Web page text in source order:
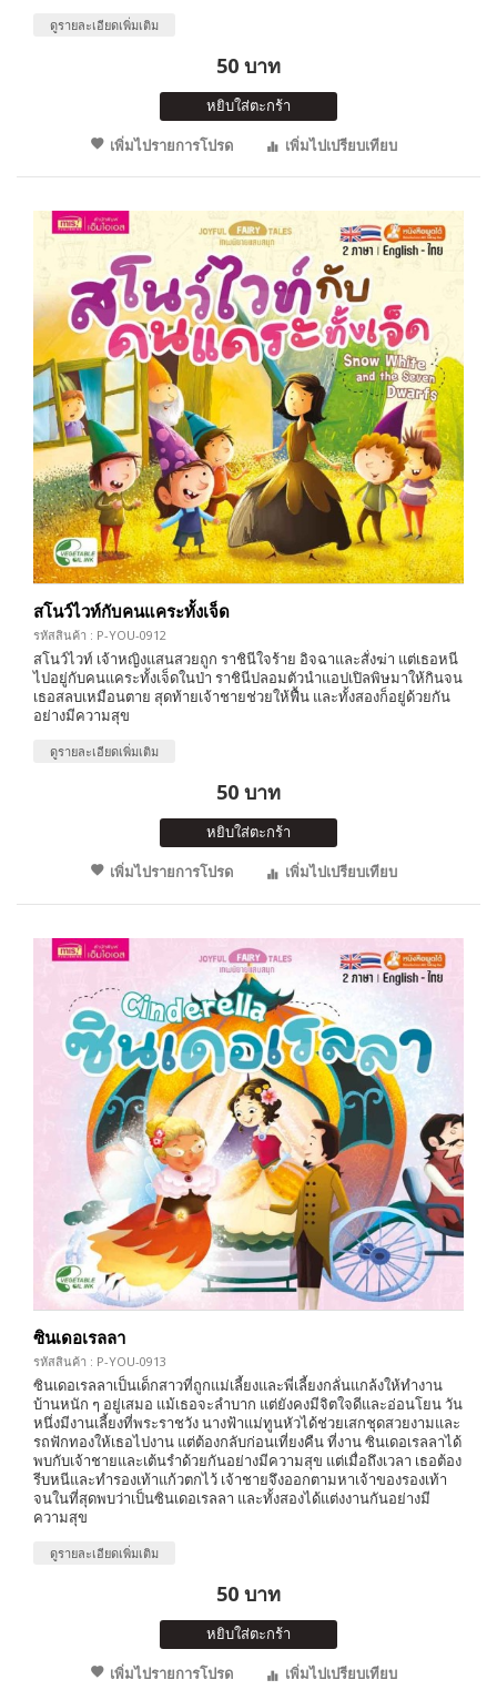
ดูรายละเอียดเพิ่มเติม
50 บาท
หยิบใส่ตะกร้า
เพิ่มไปรายการโปรด
เพิ่มไปเปรียบเทียบ
สโนว์ไวท์กับคนแคระทั้งเจ็ด
รหัสสินค้า : P-YOU-0912
สโนว์ไวท์ เจ้าหญิงแสนสวยถูก ราชินีใจร้าย อิจฉาและสั่งฆ่า แต่เธอหนี
ไปอยู่กับคนแคระทั้งเจ็ดในป่า ราชินีปลอมตัวนำแอปเปิลพิษมาให้กินจน
เธอสลบเหมือนตาย สุดท้ายเจ้าชายช่วยให้ฟื้น และทั้งสองก็อยู่ด้วยกัน
อย่างมีความสุข
ดูรายละเอียดเพิ่มเติม
50 บาท
หยิบใส่ตะกร้า
เพิ่มไปรายการโปรด
เพิ่มไปเปรียบเทียบ
ซินเดอเรลลา
รหัสสินค้า : P-YOU-0913
ซินเดอเรลลาเป็นเด็กสาวที่ถูกแม่เลี้ยงและพี่เลี้ยงกลั่นแกล้งให้ทำงาน
บ้านหนัก ๆ อยู่เสมอ แม้เธอจะลำบาก แต่ยังคงมีจิตใจดีและอ่อนโยน วัน
หนึ่งมีงานเลี้ยงที่พระราชวัง นางฟ้าแม่ทูนหัวได้ช่วยเสกชุดสวยงามและ
รถฟักทองให้เธอไปงาน แต่ต้องกลับก่อนเที่ยงคืน ที่งาน ซินเดอเรลลาได้
พบกับเจ้าชายและเต้นรำด้วยกันอย่างมีความสุข แต่เมื่อถึงเวลา เธอต้อง
รีบหนีและทำรองเท้าแก้วตกไว้ เจ้าชายจึงออกตามหาเจ้าของรองเท้า
จนในที่สุดพบว่าเป็นซินเดอเรลลา และทั้งสองได้แต่งงานกันอย่างมี
ความสุข
ดูรายละเอียดเพิ่มเติม
50 บาท
หยิบใส่ตะกร้า
เพิ่มไปรายการโปรด
เพิ่มไปเปรียบเทียบ